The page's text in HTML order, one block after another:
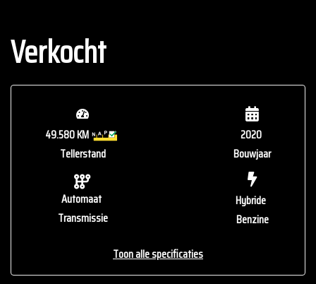
Verkocht
49.580 KM
Tellerstand
Automaat
Transmissie
2020
Bouwjaar
Hybride
Benzine
Toon alle specificaties